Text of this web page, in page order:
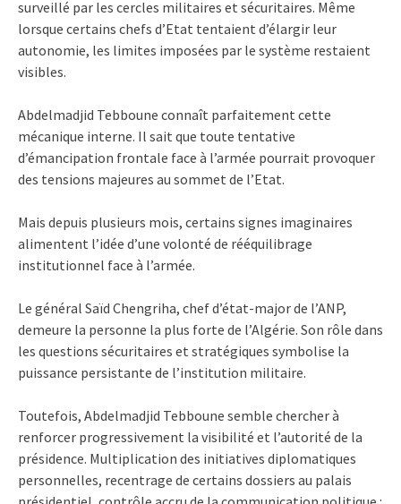
surveillé par les cercles militaires et sécuritaires. Même
lorsque certains chefs d’Etat tentaient d’élargir leur
autonomie, les limites imposées par le système restaient
visibles.
Abdelmadjid Tebboune connaît parfaitement cette
mécanique interne. Il sait que toute tentative
d’émancipation frontale face à l’armée pourrait provoquer
des tensions majeures au sommet de l’Etat.
Mais depuis plusieurs mois, certains signes imaginaires
alimentent l’idée d’une volonté de rééquilibrage
institutionnel face à l’armée.
Le général Saïd Chengriha, chef d’état-major de l’ANP,
demeure la personne la plus forte de l’Algérie. Son rôle dans
les questions sécuritaires et stratégiques symbolise la
puissance persistante de l’institution militaire.
Toutefois, Abdelmadjid Tebboune semble chercher à
renforcer progressivement la visibilité et l’autorité de la
présidence. Multiplication des initiatives diplomatiques
personnelles, recentrage de certains dossiers au palais